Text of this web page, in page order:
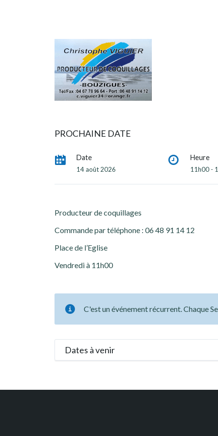
PROCHAINE DATE
Date
14 août 2026
Heure
11h00 -
Producteur de coquillages
Commande par téléphone : 06 48 91 14 12
Place de l’Eglise
Vendredi à 11h00
C'est un événement récurrent. Chaque
Dates à venir